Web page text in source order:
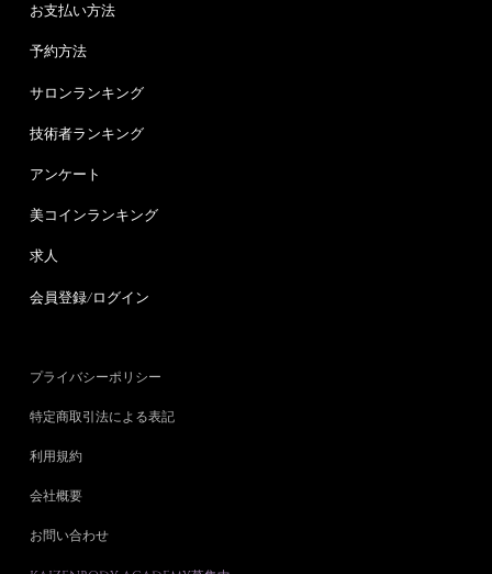
お支払い方法
予約方法
サロンランキング
技術者ランキング
アンケート
美コインランキング
求人
会員登録/ログイン
プライバシーポリシー
特定商取引法による表記
利用規約
会社概要
お問い合わせ